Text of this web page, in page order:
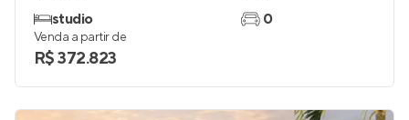
studio
0
Venda a partir de
R$ 372.823